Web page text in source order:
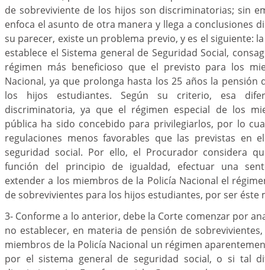
de sobreviviente de los hijos son discriminatorias; sin
enfoca el asunto de otra manera y llega a conclusiones
su parecer, existe un problema previo, y es el siguiente:
establece el Sistema general de Seguridad Social,
régimen más beneficioso que el previsto para los
Nacional, ya que prolonga hasta los 25 años la pensión
los hijos estudiantes. Según su criterio, esa
discriminatoria, ya que el régimen especial de los
pública ha sido concebido para privilegiarlos, por lo
regulaciones menos favorables que las previstas en
seguridad social. Por ello, el Procurador considera
función del principio de igualdad, efectuar una
extender a los miembros de la Policía Nacional el
de sobrevivientes para los hijos estudiantes, por ser éste
3- Conforme a lo anterior, debe la Corte comenzar por
no establecer, en materia de pensión de
miembros de la Policía Nacional un régimen
por el sistema general de seguridad social, o si tal